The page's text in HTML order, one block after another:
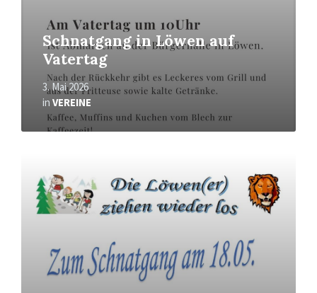
Schnatgang in Löwen auf
Vatertag
3. Mai 2026
in VEREINE
erfahren